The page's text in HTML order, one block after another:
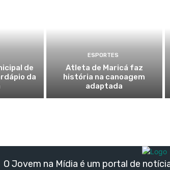
de
da
ESPORTES
Atleta de Maricá faz
história na canoagem
adaptada
O Jovem na Mídia é um portal de